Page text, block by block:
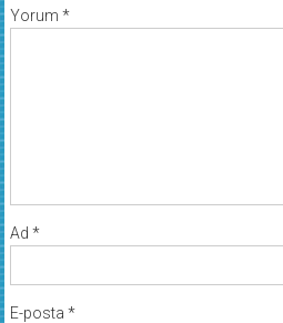
Yorum *
Ad *
E-posta *